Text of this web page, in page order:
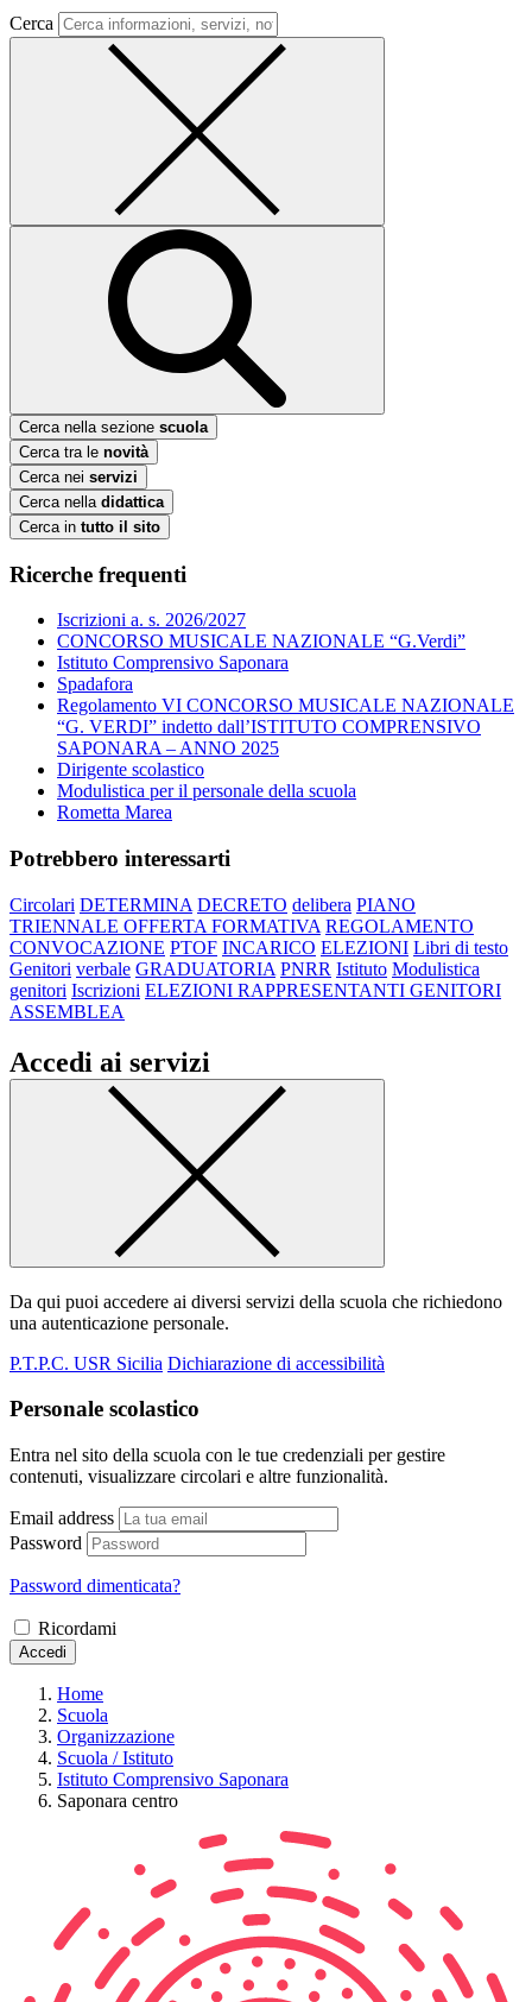
Cerca
Cerca nella sezione scuola
Cerca tra le novità
Cerca nei servizi
Cerca nella didattica
Cerca in tutto il sito
Ricerche frequenti
Iscrizioni a. s. 2026/2027
CONCORSO MUSICALE NAZIONALE “G.Verdi”
Istituto Comprensivo Saponara
Spadafora
Regolamento VI CONCORSO MUSICALE NAZIONALE
“G. VERDI” indetto dall’ISTITUTO COMPRENSIVO
SAPONARA – ANNO 2025
Dirigente scolastico
Modulistica per il personale della scuola
Rometta Marea
Potrebbero interessarti
Circolari DETERMINA DECRETO delibera PIANO
TRIENNALE OFFERTA FORMATIVA REGOLAMENTO
CONVOCAZIONE PTOF INCARICO ELEZIONI Libri di testo
Genitori verbale GRADUATORIA PNRR Istituto Modulistica
genitori Iscrizioni ELEZIONI RAPPRESENTANTI GENITORI
ASSEMBLEA
Accedi ai servizi
Da qui puoi accedere ai diversi servizi della scuola che richiedono
una autenticazione personale.
P.T.P.C. USR Sicilia Dichiarazione di accessibilità
Personale scolastico
Entra nel sito della scuola con le tue credenziali per gestire
contenuti, visualizzare circolari e altre funzionalità.
Email address
Password
Password dimenticata?
Ricordami
Accedi
Home
Scuola
Organizzazione
Scuola / Istituto
Istituto Comprensivo Saponara
Saponara centro